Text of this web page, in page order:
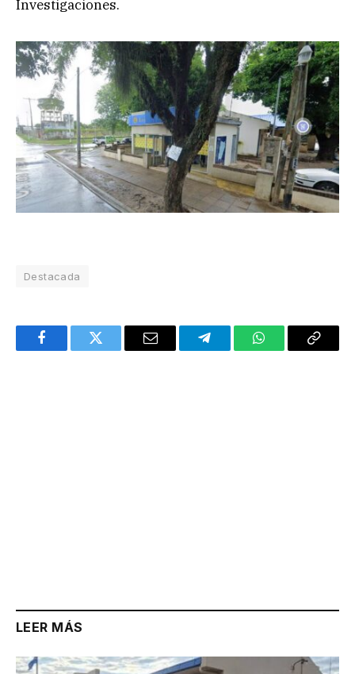
Investigaciones.
Destacada
FacebookTwitter Email TelegramWhatsAppCopy
LEER MÁS